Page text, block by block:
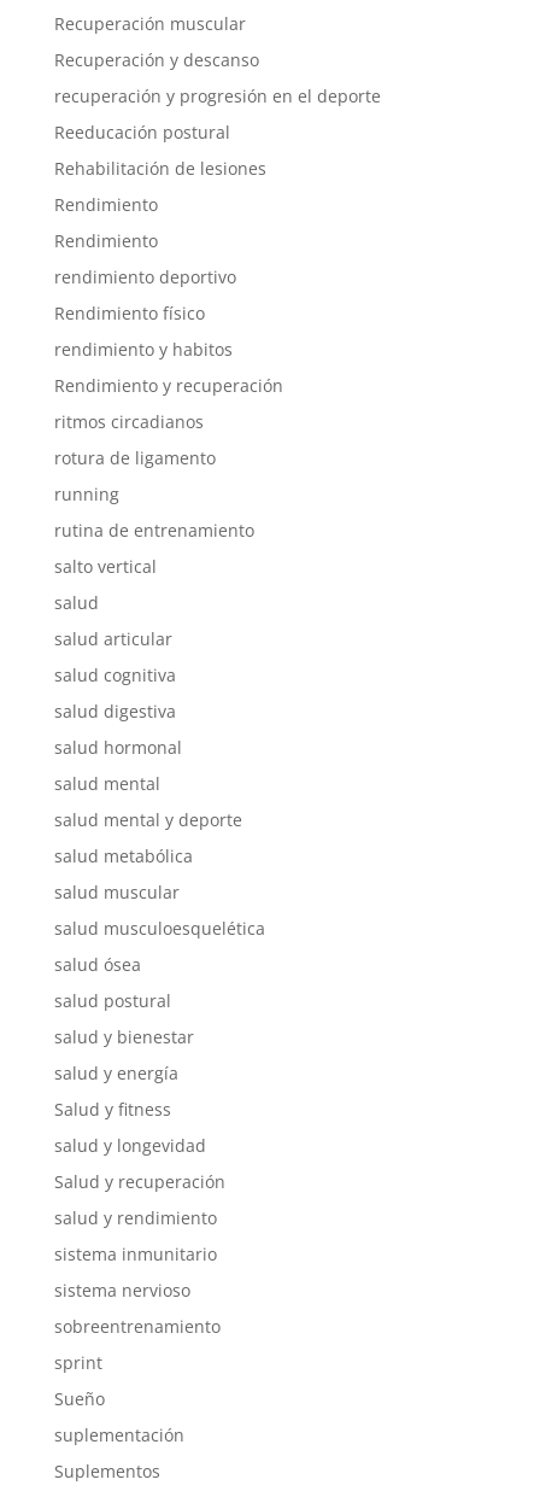
Recuperación muscular
Recuperación y descanso
recuperación y progresión en el deporte
Reeducación postural
Rehabilitación de lesiones
Rendimiento
Rendimiento
rendimiento deportivo
Rendimiento físico
rendimiento y habitos
Rendimiento y recuperación
ritmos circadianos
rotura de ligamento
running
rutina de entrenamiento
salto vertical
salud
salud articular
salud cognitiva
salud digestiva
salud hormonal
salud mental
salud mental y deporte
salud metabólica
salud muscular
salud musculoesquelética
salud ósea
salud postural
salud y bienestar
salud y energía
Salud y fitness
salud y longevidad
Salud y recuperación
salud y rendimiento
sistema inmunitario
sistema nervioso
sobreentrenamiento
sprint
Sueño
suplementación
Suplementos